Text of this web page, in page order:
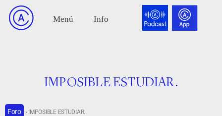
IMPOSIBLE ESTUDIAR.
Foro › IMPOSIBLE ESTUDIAR.